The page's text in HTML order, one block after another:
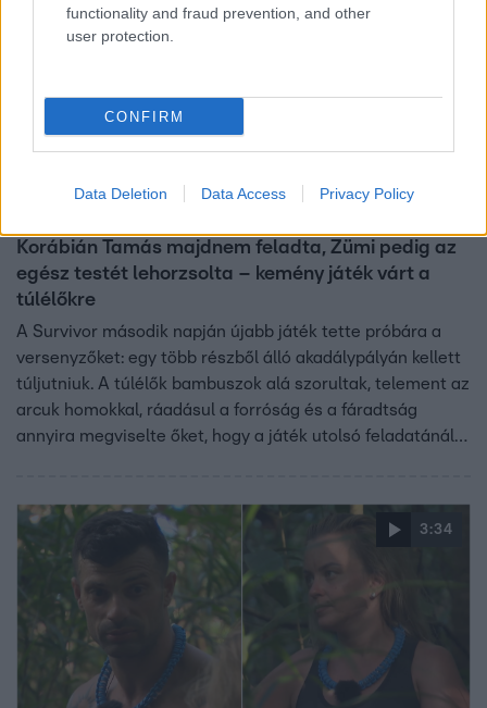
functionality and fraud prevention, and other
user protection.
CONFIRM
Data Deletion Data Access Privacy Policy
Survivor
Korábián Tamás majdnem feladta, Zümi pedig az
egész testét lehorzsolta – kemény játék várt a
túlélőkre
A Survivor második napján újabb játék tette próbára a
versenyzőket: egy több részből álló akadálypályán kellett
túljutniuk. A túlélők bambuszok alá szorultak, telement az
arcuk homokkal, ráadásul a forróság és a fáradtság
annyira megviselte őket, hogy a játék utolsó feladatánál
3:34